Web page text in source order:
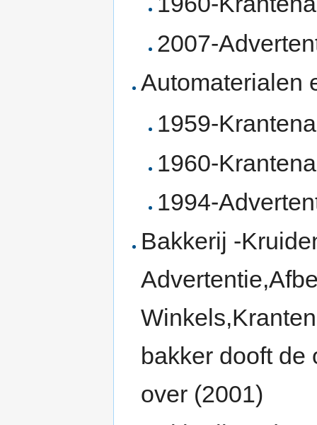
2007-
Automaterialen
1959-
1960-
1994-
Bakkerij -
bakker dooft de
over (2001)